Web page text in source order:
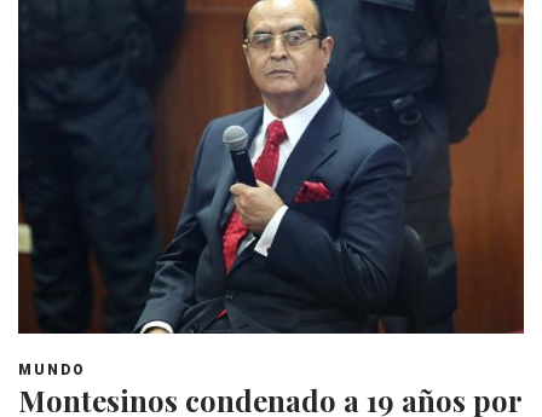
MUNDO
Montesinos condenado a 19 años por